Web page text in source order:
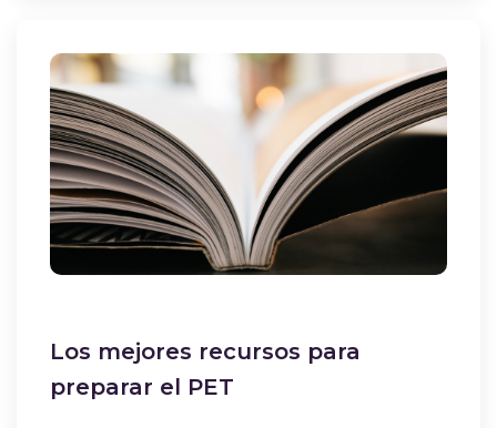
Los mejores recursos para
preparar el PET